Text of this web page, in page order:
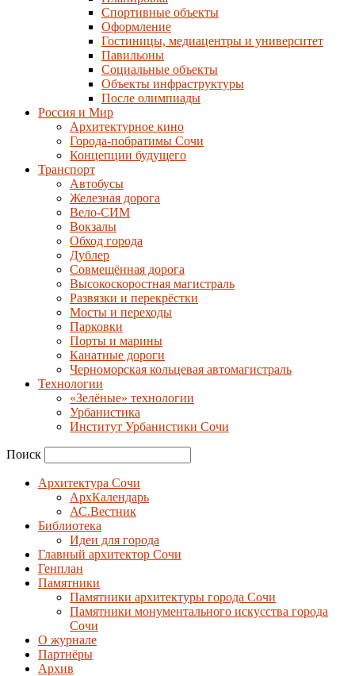
Спортивные объекты
Оформление
Гостиницы, медиацентры и университет
Павильоны
Социальные объекты
Объекты инфраструктуры
После олимпиады
Россия и Мир
Архитектурное кино
Города-побратимы Сочи
Концепции будущего
Транспорт
Автобусы
Железная дорога
Вело-СИМ
Вокзалы
Обход города
Дублер
Совмещённая дорога
Высокоскоростная магистраль
Развязки и перекрёстки
Мосты и переходы
Парковки
Порты и марины
Канатные дороги
Черноморская кольцевая автомагистраль
Технологии
«Зелёные» технологии
Урбанистика
Институт Урбанистики Сочи
Поиск
Архитектура Сочи
АрхКалендарь
АС.Вестник
Библиотека
Идеи для города
Главный архитектор Сочи
Генплан
Памятники
Памятники архитектуры города Сочи
Памятники монументального искусства города
Сочи
О журнале
Партнёры
Архив